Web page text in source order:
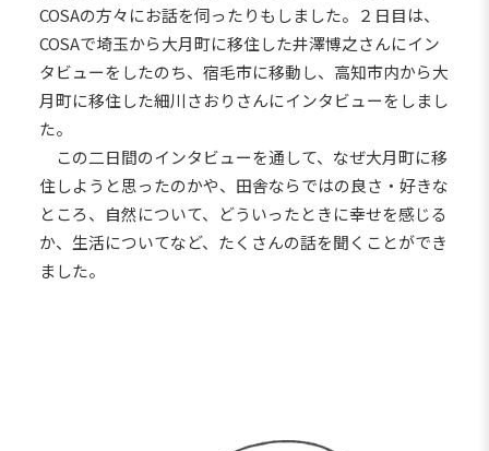
COSAの方々にお話を伺ったりもしました。２日目は、
COSAで埼玉から大月町に移住した井澤博之さんにイン
タビューをしたのち、宿毛市に移動し、高知市内から大
月町に移住した細川さおりさんにインタビューをしまし
た。
この二日間のインタビューを通して、なぜ大月町に移
住しようと思ったのかや、田舎ならではの良さ・好きな
ところ、自然について、どういったときに幸せを感じる
か、生活についてなど、たくさんの話を聞くことができ
ました。